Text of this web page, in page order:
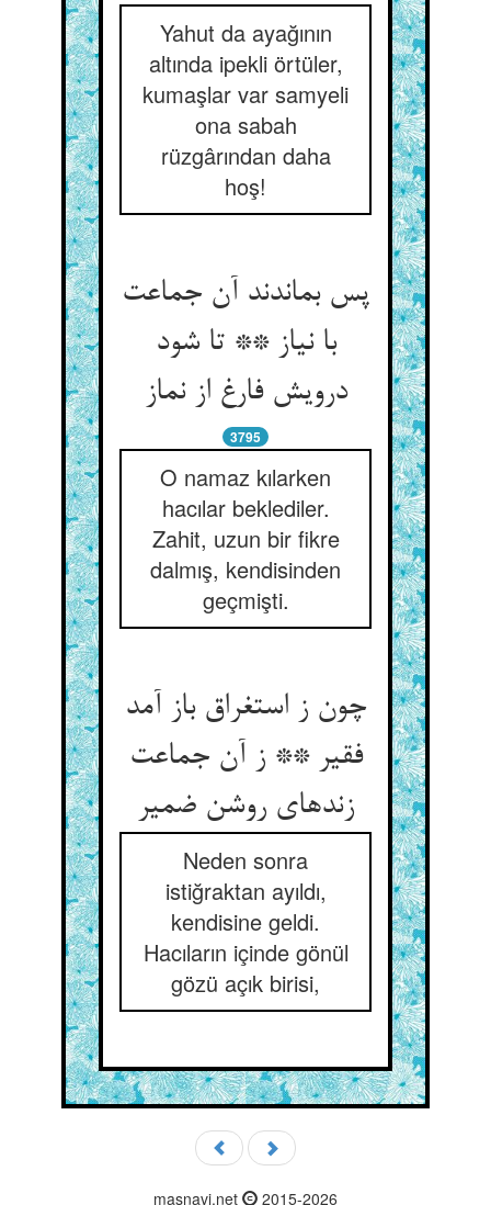
Yahut da ayağının
altında ipekli örtüler,
kumaşlar var samyeli
ona sabah
rüzgârından daha
hoş!
پس بماندند آن جماعت
با نیاز ** تا شود
درویش فارغ از نماز
3795
O namaz kılarken
hacılar beklediler.
Zahit, uzun bir fikre
dalmış, kendisinden
geçmişti.
چون ز استغراق باز آمد
فقیر ** ز آن جماعت
زنده‏ای روشن ضمیر
Neden sonra
istiğraktan ayıldı,
kendisine geldi.
Hacıların içinde gönül
gözü açık birisi,
masnavi.net 2015-2026